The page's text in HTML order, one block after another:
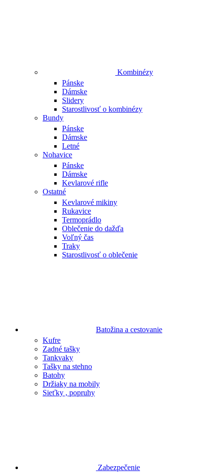
Kombinézy
Pánske
Dámske
Slidery
Starostlivosť o kombinézy
Bundy
Pánske
Dámske
Letné
Nohavice
Pánske
Dámske
Kevlarové rifle
Ostatné
Kevlarové mikiny
Rukavice
Termoprádlo
Oblečenie do dažďa
Voľný čas
Traky
Starostlivosť o oblečenie
Batožina a cestovanie
Kufre
Zadné tašky
Tankvaky
Tašky na stehno
Batohy
Držiaky na mobily
Sieťky , popruhy
Zabezpečenie